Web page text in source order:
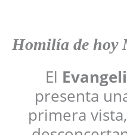
Homilía de hoy
El
presenta
primera